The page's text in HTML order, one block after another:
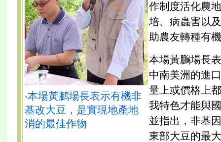
‧本場黃鵬場長表示有機非
基改大豆，是實現地產地
消的最佳作物
作制度活化農
培、病蟲害以
助農友轉種有
本場黃鵬場長
中南美洲的進
量上或價格上
我特色才能與
並指出，非基
東部大豆的最